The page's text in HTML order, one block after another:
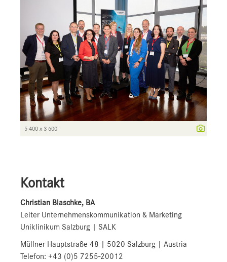
5 400 x 3 600
Kontakt
Christian Blaschke, BA
Leiter Unternehmenskommunikation & Marketing
Uniklinikum Salzburg | SALK
Müllner Hauptstraße 48 | 5020 Salzburg | Austria
Telefon: +43 (0)5 7255-20012